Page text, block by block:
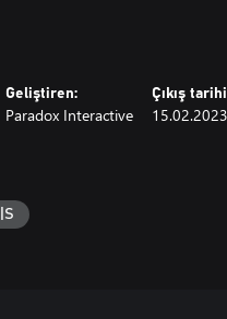
okuldaki ilk yılını
Geliştiren:
Paradox Interactive
Çıkış tarihi
15.02.2023